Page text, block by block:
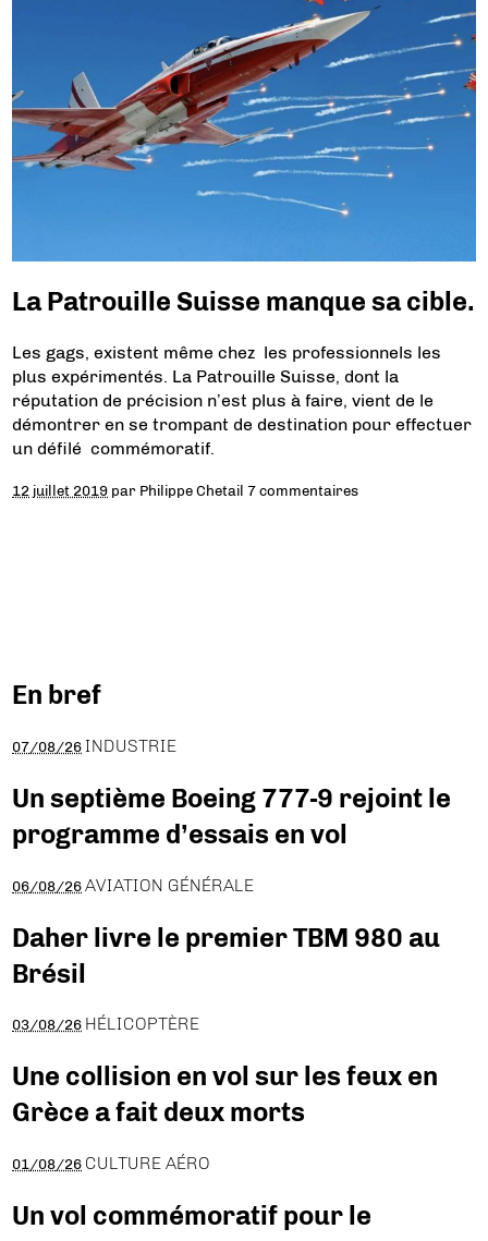
La Patrouille Suisse manque sa cible.
Les gags, existent même chez les professionnels les
plus expérimentés. La Patrouille Suisse, dont la
réputation de précision n’est plus à faire, vient de le
démontrer en se trompant de destination pour effectuer
un défilé commémoratif.
12 juillet 2019 par Philippe Chetail 7 commentaires
En bref
07/08/26 INDUSTRIE
Un septième Boeing 777-9 rejoint le
programme d’essais en vol
06/08/26 AVIATION GÉNÉRALE
Daher livre le premier TBM 980 au
Brésil
03/08/26 HÉLICOPTÈRE
Une collision en vol sur les feux en
Grèce a fait deux morts
01/08/26 CULTURE AÉRO
Un vol commémoratif pour le